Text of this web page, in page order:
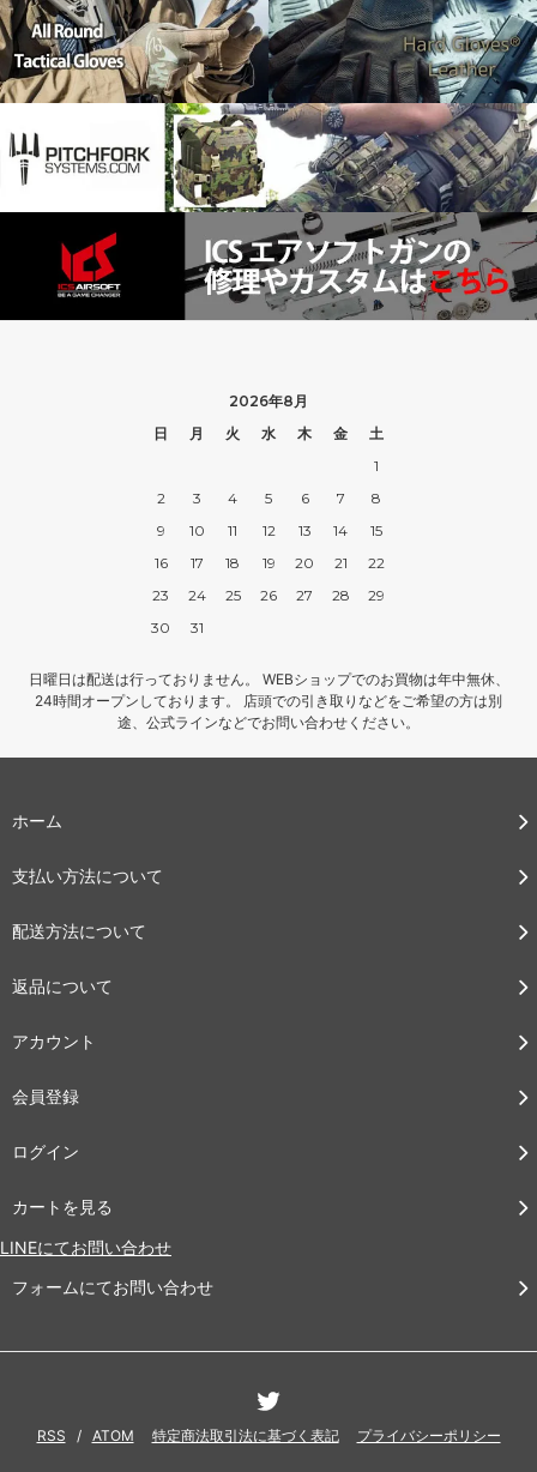
2026年8月
日
月 火 水 木 金
土
1
2
3 4 5 6 7
8
9
10 11 12 13 14
15
16
17 18 19 20 21
22
23
24 25 26 27 28
29
30
31
日曜日は配送は行っておりません。 WEBショップでのお買物は年中無休、
24時間オープンしております。 店頭での引き取りなどをご希望の方は別
途、公式ラインなどでお問い合わせください。
ホーム
支払い方法について
配送方法について
返品について
アカウント
会員登録
ログイン
カートを見る
LINEにてお問い合わせ
フォームにてお問い合わせ
RSS / ATOM 特定商法取引法に基づく表記 プライバシーポリシー